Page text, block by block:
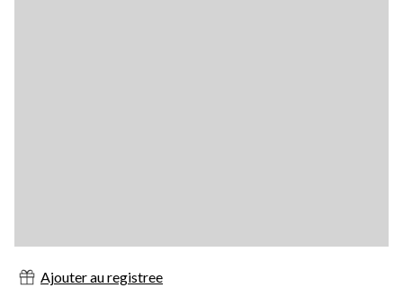
Ajouter au registree